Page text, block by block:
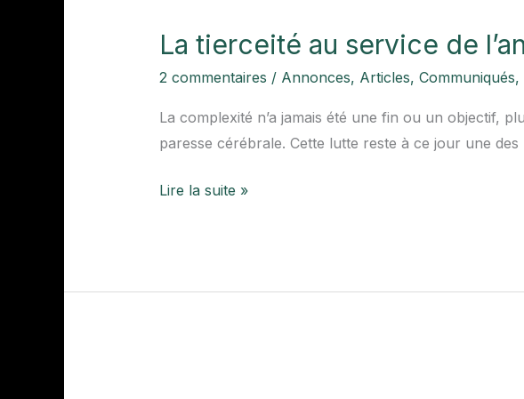
La tierceité au service de
2 commentaires / Annonces, Articles, Communiqués,
La complexité n’a jamais été une fin ou un objectif,
paresse cérébrale. Cette lutte reste à ce jour une
service
l’analyse
Lire la suite »